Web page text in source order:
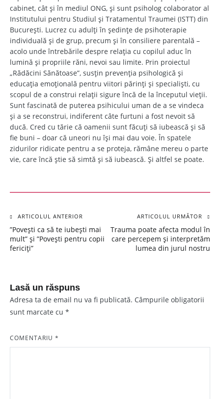
cabinet, cât și în mediul ONG, și sunt psiholog colaborator al
Institutului pentru Studiul și Tratamentul Traumei (ISTT) din
București. Lucrez cu adulți în ședințe de psihoterapie
individuală și de grup, precum și în consiliere parentală –
acolo unde întrebările despre relația cu copilul aduc în
lumină și propriile răni, nevoi sau limite. Prin proiectul
„Rădăcini Sănătoase”, susțin prevenția psihologică și
educația emoțională pentru viitori părinți și specialiști, cu
scopul de a construi relații sigure încă de la începutul vieții.
Sunt fascinată de puterea psihicului uman de a se vindeca
și a se reconstrui, indiferent câte furtuni a fost nevoit să
ducă. Cred cu tărie că oamenii sunt făcuți să iubească și să
fie buni – doar că uneori nu își mai dau voie. În spatele
zidurilor ridicate pentru a se proteja, rămâne mereu o parte
vie, care încă știe să simtă și să iubească. Și altfel se poate.
Navigare
în
articole
ARTICOLUL ANTERIOR
”Povești ca să te iubești mai
mult” și ”Povești pentru copii
fericiți”
ARTICOLUL URMĂTOR
Trauma poate afecta modul în
care percepem și interpretăm
lumea din jurul nostru
Lasă un răspuns
Adresa ta de email nu va fi publicată. Câmpurile obligatorii
sunt marcate cu *
COMENTARIU *